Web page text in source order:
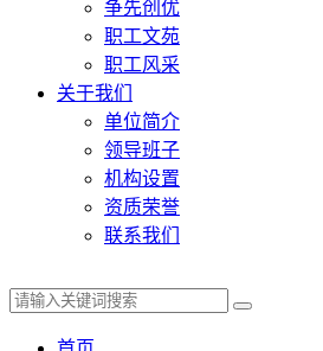
争先创优
职工文苑
职工风采
关于我们
单位简介
领导班子
机构设置
资质荣誉
联系我们